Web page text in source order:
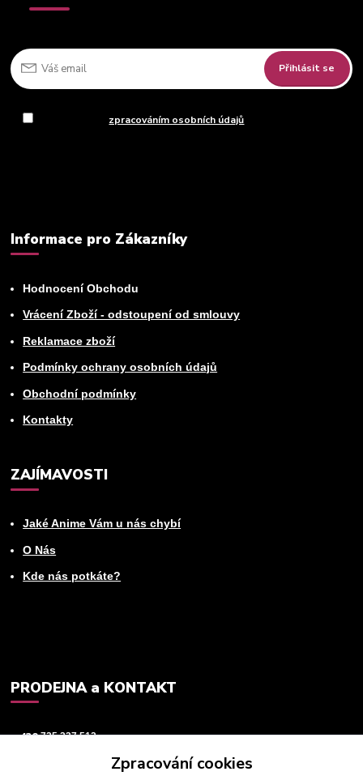
Přihlásit se
zpracováním osobních údajů
Informace pro Zákazníky
Hodnocení Obchodu
Vrácení Zboží - odstoupení od smlouvy
Reklamace zboží
Podmínky ochrany osobních údajů
Obchodní podmínky
Kontakty
ZAJÍMAVOSTI
Jaké Anime Vám u nás chybí
O Nás
Kde nás potkáte?
PRODEJNA a KONTAKT
+420725 237 512
Zpracování cookies